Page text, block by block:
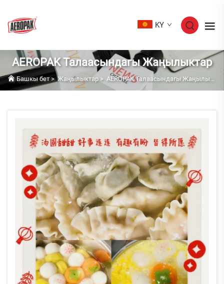
KY
AEROPAK Талаасындагы Жаңылыктар
Башкы бет>Жаңылыктар> AEROPAK Талаасындагы Жаңылыктар